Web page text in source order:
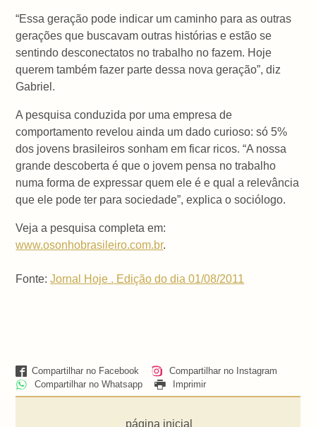
“Essa geração pode indicar um caminho para as outras
gerações que buscavam outras histórias e estão se
sentindo desconectatos no trabalho no fazem. Hoje
querem também fazer parte dessa nova geração”, diz
Gabriel.
A pesquisa conduzida por uma empresa de
comportamento revelou ainda um dado curioso: só 5%
dos jovens brasileiros sonham em ficar ricos. “A nossa
grande descoberta é que o jovem pensa no trabalho
numa forma de expressar quem ele é e qual a relevância
que ele pode ter para sociedade”, explica o sociólogo.
Veja a pesquisa completa em:
www.osonhobrasileiro.com.br.
Fonte:Jornal Hoje . Edição do dia 01/08/2011
Compartilhar no Facebook
Compartilhar no Instagram
Compartilhar no Whatsapp
Imprimir
página inicial